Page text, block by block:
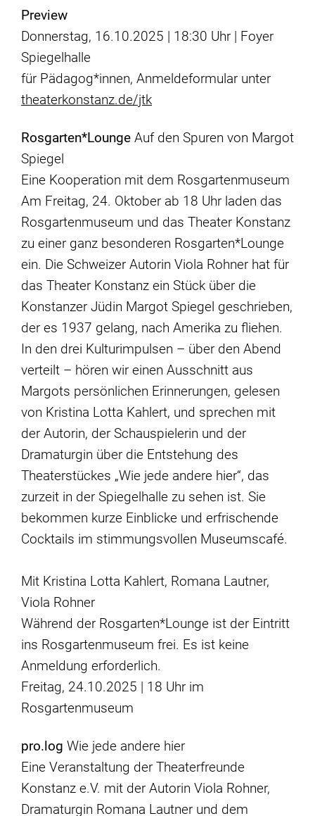
Preview
Donnerstag, 16.10.2025 | 18:30 Uhr | Foyer
Spiegelhalle
für Pädagog*innen, Anmeldeformular unter
theaterkonstanz.de/jtk
Rosgarten*Lounge Auf den Spuren von Margot
Spiegel
Eine Kooperation mit dem Rosgartenmuseum
Am Freitag, 24. Oktober ab 18 Uhr laden das
Rosgartenmuseum und das Theater Konstanz
zu einer ganz besonderen Rosgarten*Lounge
ein. Die Schweizer Autorin Viola Rohner hat für
das Theater Konstanz ein Stück über die
Konstanzer Jüdin Margot Spiegel geschrieben,
der es 1937 gelang, nach Amerika zu fliehen.
In den drei Kulturimpulsen – über den Abend
verteilt – hören wir einen Ausschnitt aus
Margots persönlichen Erinnerungen, gelesen
von Kristina Lotta Kahlert, und sprechen mit
der Autorin, der Schauspielerin und der
Dramaturgin über die Entstehung des
Theaterstückes „Wie jede andere hier“, das
zurzeit in der Spiegelhalle zu sehen ist. Sie
bekommen kurze Einblicke und erfrischende
Cocktails im stimmungsvollen Museumscafé.
Mit Kristina Lotta Kahlert, Romana Lautner,
Viola Rohner
Während der Rosgarten*Lounge ist der Eintritt
ins Rosgartenmuseum frei. Es ist keine
Anmeldung erforderlich.
Freitag, 24.10.2025 | 18 Uhr im
Rosgartenmuseum
pro.log Wie jede andere hier
Eine Veranstaltung der Theaterfreunde
Konstanz e.V. mit der Autorin Viola Rohner,
Dramaturgin Romana Lautner und dem